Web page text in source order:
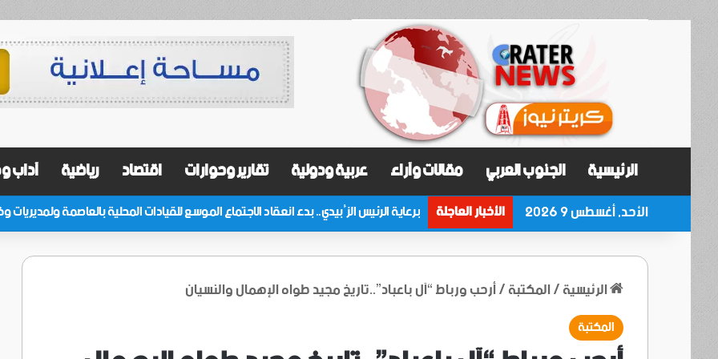
الرئيسية الجنوب العربي مقالات وآراء عربية ودولية تقارير وحوارات اقتصاد رياضية آداب
الأحد, أغسطس 9 2026 الأخبار العاجلة
الرئيسية/المكتبة/أرحب ورباط “آل باعباد”..تاريخ مجيد طواه الإهمال والنسيان
المكتبة